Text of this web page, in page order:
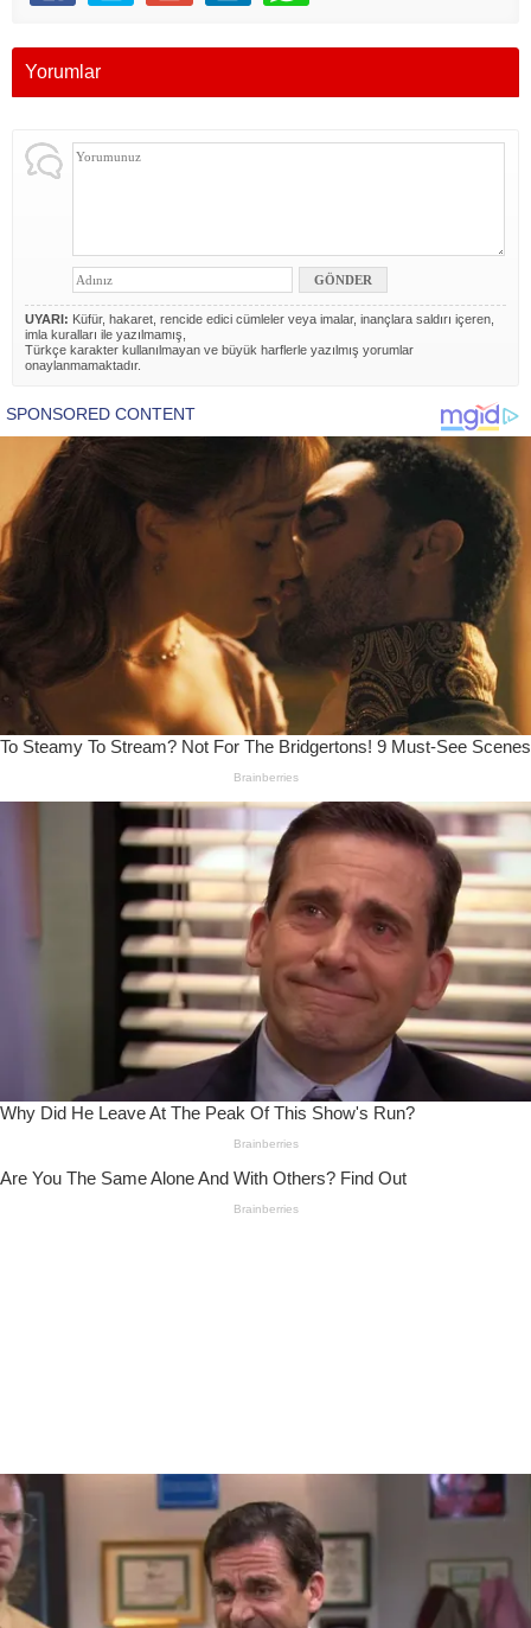
Yorumlar
UYARI: Küfür, hakaret, rencide edici cümleler veya imalar, inançlara saldırı içeren,
imla kuralları ile yazılmamış,
Türkçe karakter kullanılmayan ve büyük harflerle yazılmış yorumlar
onaylanmamaktadır.